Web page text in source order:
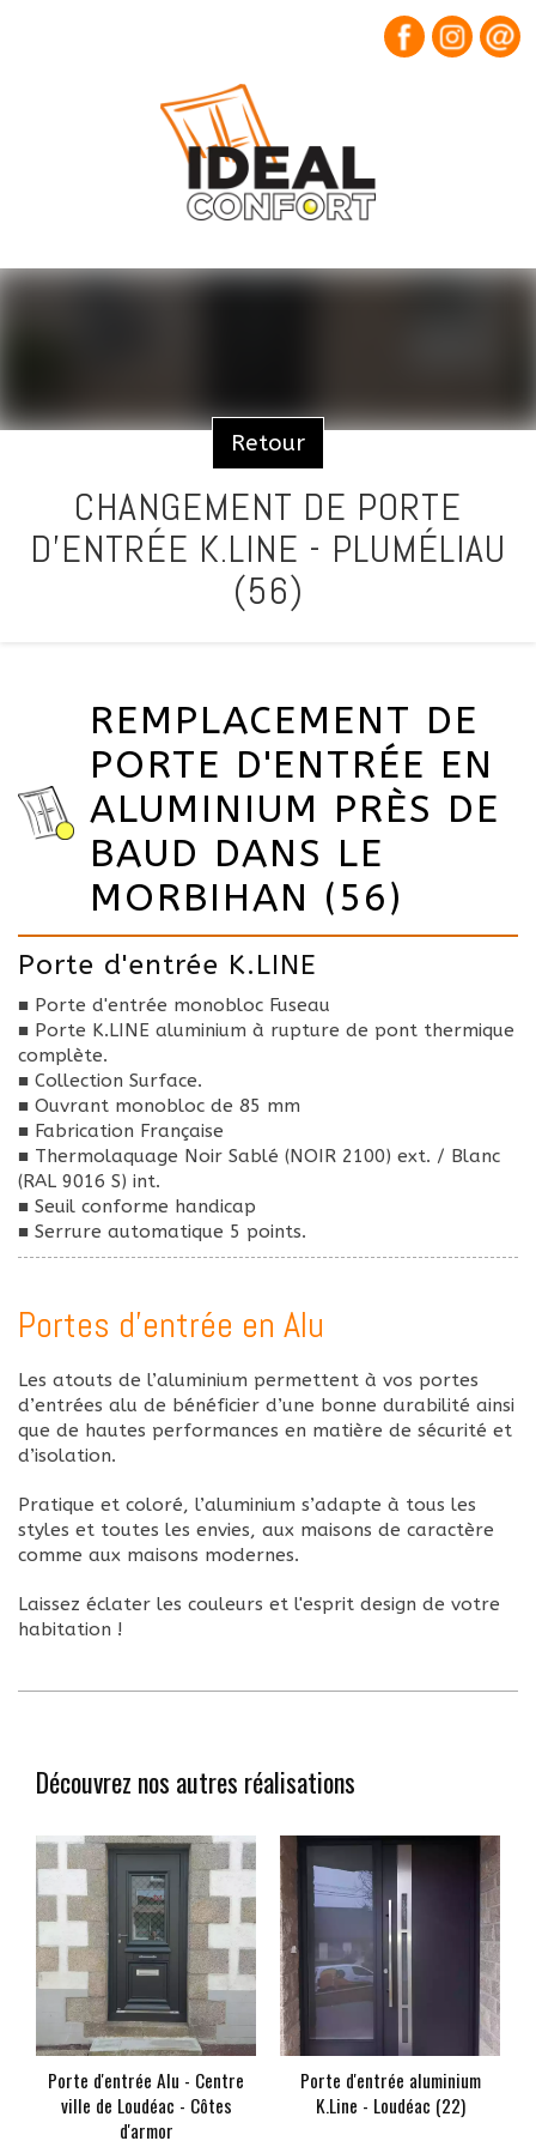
Retour
CHANGEMENT DE PORTE
D'ENTRÉE K.LINE - PLUMÉLIAU
(56)
REMPLACEMENT DE
PORTE D'ENTRÉE EN
ALUMINIUM PRÈS DE
BAUD DANS LE
MORBIHAN (56)
Porte d'entrée K.LINE
■ Porte d'entrée monobloc Fuseau
■ Porte K.LINE aluminium à rupture de pont thermique
complète.
■ Collection Surface.
■ Ouvrant monobloc de 85 mm
■ Fabrication Française
■ Thermolaquage Noir Sablé (NOIR 2100) ext. / Blanc
(RAL 9016 S) int.
■ Seuil conforme handicap
■ Serrure automatique 5 points.
Portes d'entrée en Alu
Les atouts de l’aluminium permettent à vos portes
d’entrées alu de bénéficier d’une bonne durabilité ainsi
que de hautes performances en matière de sécurité et
d’isolation.
Pratique et coloré, l’aluminium s’adapte à tous les
styles et toutes les envies, aux maisons de caractère
comme aux maisons modernes.
Laissez éclater les couleurs et l'esprit design de votre
habitation !
Découvrez nos autres réalisations
Porte d'entrée Alu - Centre
ville de Loudéac - Côtes
d'armor
Porte d'entrée aluminium
K.Line - Loudéac (22)